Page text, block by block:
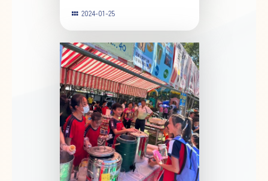
2024-01-25